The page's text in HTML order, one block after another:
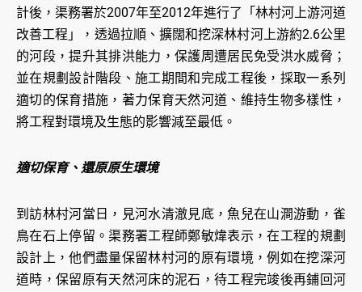
計後，渠務署於2007年至2012年進行了「林村河上游河道
改善工程」，透過拉順、擴闊和挖深林村河上游約2.6公里
的河段，提升其排洪能力，保護周遭居民免受洪水威脅；
並在規劃設計階段、施工期間和完成工程後，採取一系列
適切的保育措施，著力保育天然河道、維持生物多樣性，
將工程對環境及生態的影響減至最低。
適切保育、還原原生環境
到訪林村河當日，見河水清澈見底，魚兒在山澗游動，雀
鳥在石上停留。渠務署工程師鄭敏煒表示，在工程的規劃
設計上，他們盡量保留林村河的原有環境，例如在挖深河
道時，保留原有天然河床的泥石，待工程完竣後再鋪回河